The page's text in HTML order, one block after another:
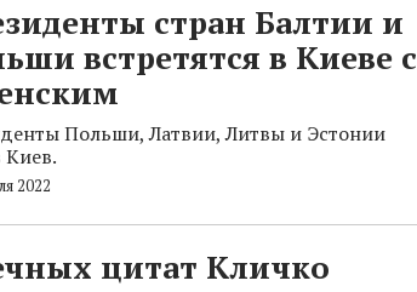
стран Балтии и
встретятся в Киеве с
Польши, Латвии, Литвы и Эстонии
Киев.
2022
цитат Кличко